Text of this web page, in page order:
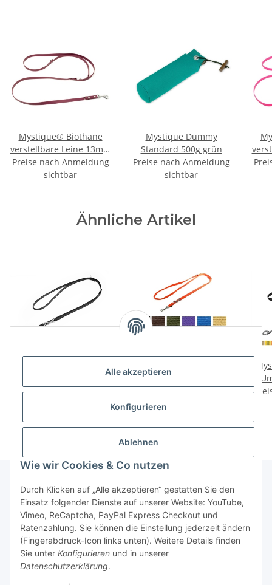
Alle akzeptieren
Konfigurieren
Ablehnen
Wie wir Cookies & Co nutzen
Durch Klicken auf „Alle akzeptieren“ gestatten Sie den
Einsatz folgender Dienste auf unserer Website: YouTube,
Vimeo, ReCaptcha, PayPal Express Checkout und
Ratenzahlung. Sie können die Einstellung jederzeit ändern
(Fingerabdruck-Icon links unten). Weitere Details finden
Sie unter Konfigurieren und in unserer
Datenschutzerklärung.
Mystique® Biothane
verstellbare Leine 13mm
weinrot 200cm
Preise nach Anmeldung
sichtbar
Mystique Dummy
Standard 500g grün
Preise nach Anmeldung
sichtbar
Ähnliche Artikel
15mm Standard
Preise nach Anmeldung
Umhängeleine 20mm
Preise nach Anmeldung
sichtbar
Informationen
Gesetzliche Informationen
* Alle Preise zzgl. gesetzlicher USt.